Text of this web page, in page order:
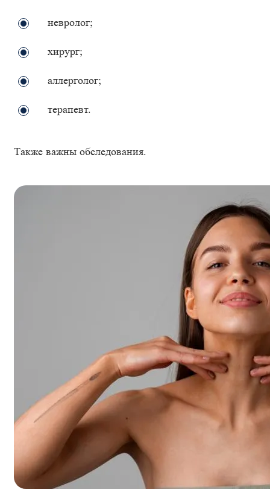
невролог;
хирург;
аллерголог;
терапевт.
Также важны обследования.